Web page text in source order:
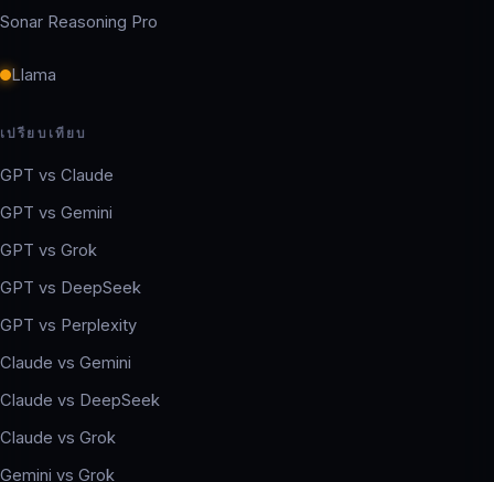
Sonar Reasoning Pro
Llama
เปรียบเทียบ
GPT vs Claude
GPT vs Gemini
GPT vs Grok
GPT vs DeepSeek
GPT vs Perplexity
Claude vs Gemini
Claude vs DeepSeek
Claude vs Grok
Gemini vs Grok